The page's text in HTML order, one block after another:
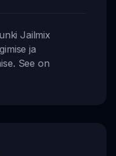
Jailmix
ja
See on